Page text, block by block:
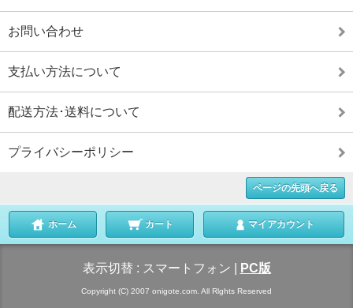
お問い合わせ
支払い方法について
配送方法･送料について
プライバシーポリシー
ページの先頭へ戻る
ホーム カート マイアカウント
表示切替 : スマートフォン PC版
Copyright (C) 2007 onigote.com. All Rlghts Reserved